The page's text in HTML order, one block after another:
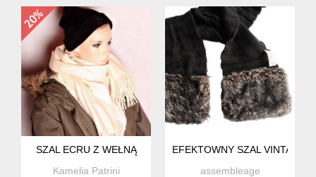
SZAL ECRU Z WEŁNĄ
Kamelia Patrini
EFEKTOWNY SZAL VINTAGE
assembleage